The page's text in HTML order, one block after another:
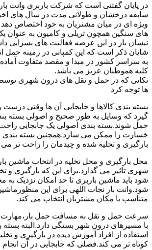
در پایان گفتنی است که شرکت باربری وانت بار
سابقه درخشان و طولانی مدت در سال های
ویژه ای در میان مشتریان به خود اختصاص دهد
های سنگین همچون تریلی و کامیون به عنوان
نیسان بار در این عرصه فعالیت های بسزایی
شایان ذکر است که این کمپانی در زمینه حمل
به سراسر کشور در مبدا و مقصد متفاوت آماده
کلیه هموطنان عزیز می باشد.
نکاتی که در حمل و نقل های درون شهری توسط
ها توجه کرد
بسته بندی کالاها و جابجایی آن ها وقتی
گیرد که وسایل به طور صحیح و اصولی بسته
حمل شوند.بسته بندی اصولی یک جابجایی
خسارت را ممکن می سازد.همچنین بسته
بارگیری و تخلیه شده و چیدمان را راحت تر می
محل بارگیری و محل تخلیه در انتخاب ماشین
شهری تاثیر می گذارد.برای این که بارگیری و
شود باید ماشین باربری تا حد امکان نزدیک به
شود.وانت بار نجات اللهی برای این
متناسب با مکان مشتریان انتخاب می کند.
سرعت حمل و نقل به مسافت حمل بار،مهارت
با مسیرهای درون شهر بستگی دارد.البته
استفاده از افراد آموزش دیده در بارگیری و
کوتاه تر می کند.فصلی که جابجایی در آن